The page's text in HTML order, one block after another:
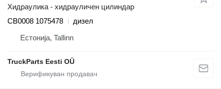
Хидраулика - хидрауличен цилиндар
CB0008 1075478
дизел
Естонија, Tallinn
TruckParts Eesti OÜ